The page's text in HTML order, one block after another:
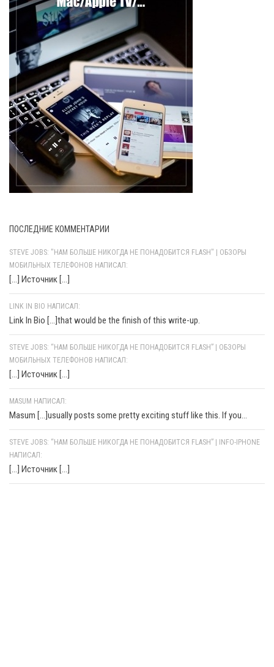
ПОСЛЕДНИЕ КОММЕНТАРИИ
STEVE JOBS: "НАМ БОЛЬШЕ НИКОГДА НЕ ПОНАДОБИТСЯ FLASH" | ОБЗОРЫ
МОБИЛЬНЫХ ТЕЛЕФОНОВ НАПИСАЛ:
[…] Источник […]
LINK IN BIO НАПИСАЛ:
Link In Bio [...]that would be the finish of this write-up.
STEVE JOBS: “НАМ БОЛЬШЕ НИКОГДА НЕ ПОНАДОБИТСЯ FLASH” | ОБЗОРЫ
МОБИЛЬНЫХ ТЕЛЕФОНОВ НАПИСАЛ:
[…] Источник […]
MASUM НАПИСАЛ:
Masum [...]usually posts some pretty exciting stuff like this. If you...
STEVE JOBS: “НАМ БОЛЬШЕ НИКОГДА НЕ ПОНАДОБИТСЯ FLASH” | INFO-IPHONE
НАПИСАЛ:
[…] Источник […]